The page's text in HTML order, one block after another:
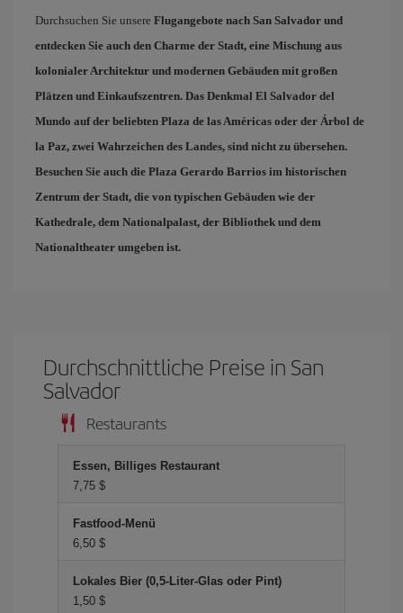
Durchsuchen Sie unsere Flugangebote nach San Salvador und
entdecken Sie auch den Charme der Stadt, eine Mischung aus
kolonialer Architektur und modernen Gebäuden mit großen
Plätzen und Einkaufszentren. Das Denkmal El Salvador del
Mundo auf der beliebten Plaza de las Américas oder der Árbol de
la Paz, zwei Wahrzeichen des Landes, sind nicht zu übersehen.
Besuchen Sie auch die Plaza Gerardo Barrios im historischen
Zentrum der Stadt, die von typischen Gebäuden wie der
Kathedrale, dem Nationalpalast, der Bibliothek und dem
Nationaltheater umgeben ist.
Durchschnittliche Preise in San
Salvador
Restaurants
Essen, Billiges Restaurant
7,75 $
Fastfood-Menü
6,50 $
Lokales Bier (0,5-Liter-Glas oder Pint)
1,50 $